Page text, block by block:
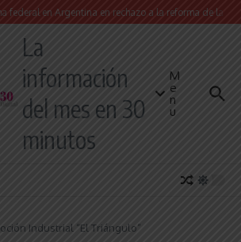
en Argentina en rechazo a la reforma de la
La
información
del mes en 30
minutos
M
e
n
u
Industrial “El Triángulo”